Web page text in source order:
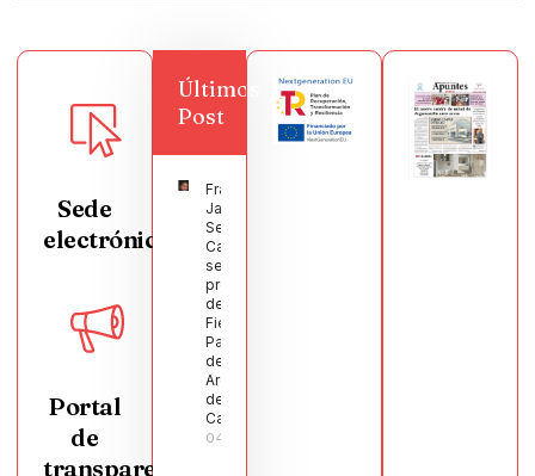
Sede
electrónica
Portal
de
transparencia
Últimos
Post
Francisco
Javier
Segura
Castellanos
será el
pregonero
de las
Fiestas
Patronales
de
Argamasilla
de
Calatrava
04/08/2026